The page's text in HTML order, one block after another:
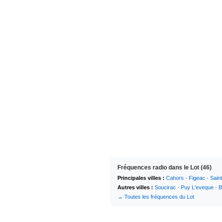
Fréquences radio dans le Lot (46)
Principales villes : Cahors · Figeac ·
Autres villes : Soucirac · Puy L'eveque ·
→ Toutes les fréquences du Lot